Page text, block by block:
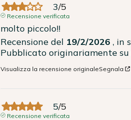
3/5
Recensione verificata
molto piccolo!!
Recensione del 19/2/2026 , in
Pubblicato originariamente su
Visualizza la recensione originaleSegnala
5/5
Recensione verificata